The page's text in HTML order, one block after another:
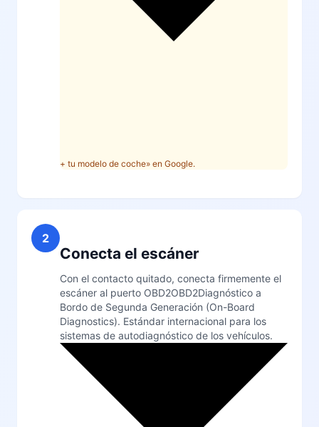
+ tu modelo de coche» en Google.
2
Conecta el escáner
Con el contacto quitado, conecta firmemente el
escáner al puerto OBD2OBD2Diagnóstico a
Bordo de Segunda Generación (On-Board
Diagnostics). Estándar internacional para los
sistemas de autodiagnóstico de los vehículos.